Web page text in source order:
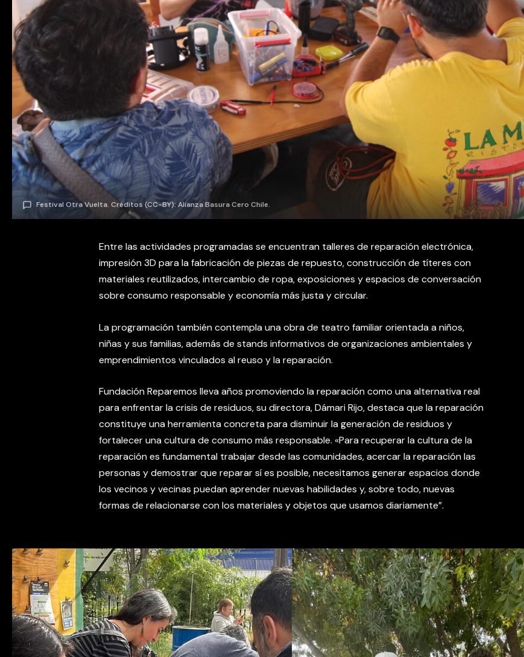
Festival Otra Vuelta. Créditos (CC-BY): Alianza Basura Cero Chile.
Entre las actividades programadas se encuentran talleres de reparación electrónica,
impresión 3D para la fabricación de piezas de repuesto, construcción de títeres con
materiales reutilizados, intercambio de ropa, exposiciones y espacios de conversación
sobre consumo responsable y economía más justa y circular.
La programación también contempla una obra de teatro familiar orientada a niños,
niñas y sus familias, además de stands informativos de organizaciones ambientales y
emprendimientos vinculados al reuso y la reparación.
Fundación Reparemos lleva años promoviendo la reparación como una alternativa real
para enfrentar la crisis de residuos, su directora, Dámari Rijo, destaca que la reparación
constituye una herramienta concreta para disminuir la generación de residuos y
fortalecer una cultura de consumo más responsable. «Para recuperar la cultura de la
reparación es fundamental trabajar desde las comunidades, acercar la reparación las
personas y demostrar que reparar sí es posible, necesitamos generar espacios donde
los vecinos y vecinas puedan aprender nuevas habilidades y, sobre todo, nuevas
formas de relacionarse con los materiales y objetos que usamos diariamente”.